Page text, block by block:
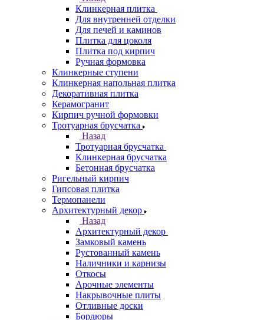
Клинкерная плитка
Для внутренней отделки
Для печей и каминов
Плитка для цоколя
Плитка под кирпич
Ручная формовка
Клинкерные ступени
Клинкерная напольная плитка
Декоративная плитка
Керамогранит
Кирпич ручной формовки
Тротуарная брусчатка
Назад
Тротуарная брусчатка
Клинкерная брусчатка
Бетонная брусчатка
Ригельный кирпич
Гипсовая плитка
Термопанели
Архитектурный декор
Назад
Архитектурный декор
Замковый камень
Рустованный камень
Наличники и карнизы
Откосы
Арочные элементы
Накрывочные плиты
Отливные доски
Бордюры